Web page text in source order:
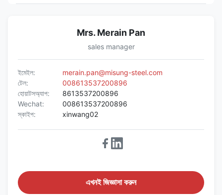
Mrs. Merain Pan
sales manager
ইমেইল:
merain.pan@misung-steel.com
টেল:
008613537200896
হোয়াটসঅ্যাপ:
8613537200896
Wechat:
008613537200896
স্কাইপ:
xinwang02
এখনই জিজ্ঞাসা করুন